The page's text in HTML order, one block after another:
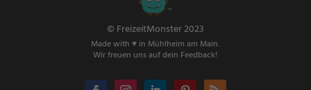
© FreizeitMonster 2023
Made with ♥ in Mühlheim am Main.
Wir freuen uns auf dein Feedback!